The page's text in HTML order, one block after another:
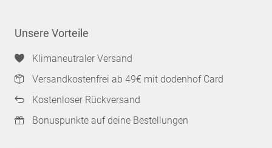
Unsere Vorteile
Klimaneutraler Versand
Versandkostenfrei ab 49€ mit dodenhof Card
Kostenloser Rückversand
Bonuspunkte auf deine Bestellungen